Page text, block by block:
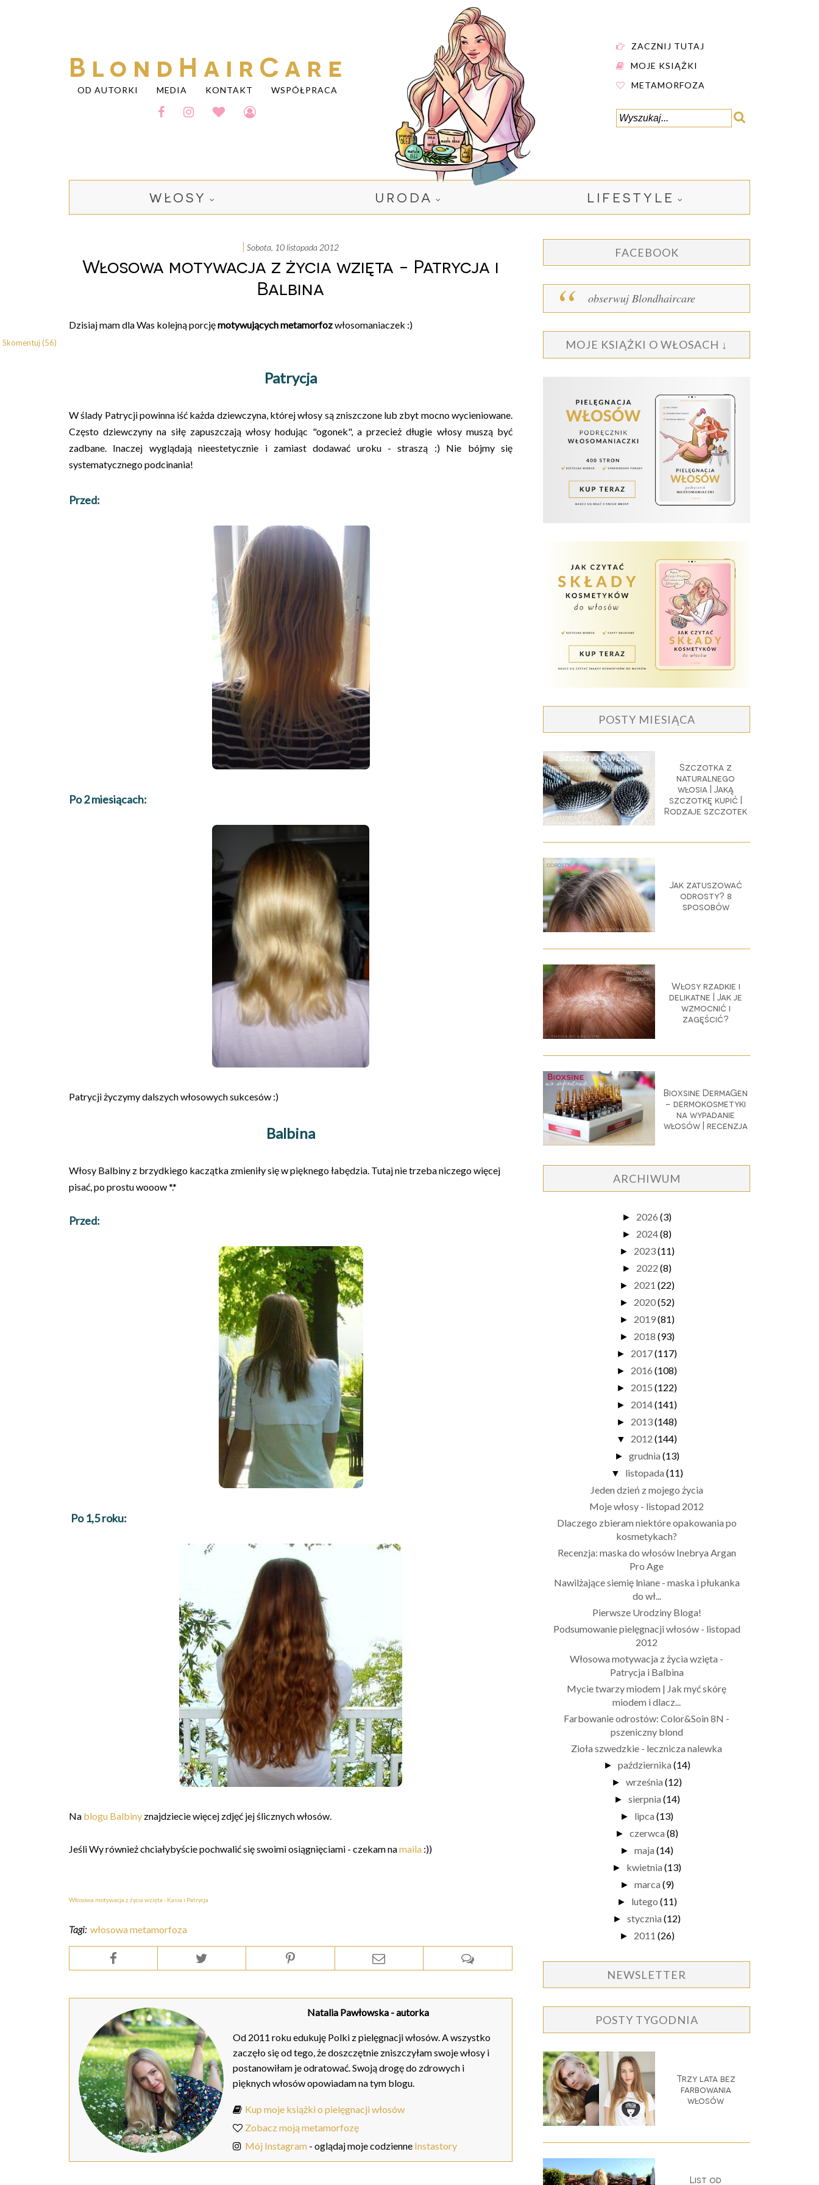
BlondHairCare
OD AUTORKI MEDIA KONTAKT WSPÓŁPRACA
ZACZNIJ TUTAJ
MOJE KSIĄŻKI
METAMORFOZA
WŁOSY URODA LIFESTYLE
sobota, 10 listopada 2012
Włosowa motywacja z życia wzięta - Patrycja i
Balbina
Dzisiaj mam dla Was kolejną porcjęmotywujących metamorfozwłosomaniaczek :)
Patrycja
W ślady Patrycji powinna iść każda dziewczyna, której włosy są zniszczone lub zbyt mocno wycieniowane.
Często dziewczyny na siłę zapuszczają włosy hodując "ogonek", a przecież długie włosy muszą być
zadbane. Inaczej wyglądają nieestetycznie i zamiast dodawać uroku - straszą :) Nie bójmy się
systematycznego podcinania!
Przed:
Po 2 miesiącach:
Patrycji życzymy dalszych włosowych sukcesów :)
Balbina
Włosy Balbiny z brzydkiego kaczątka zmieniły się w pięknego łabędzia. Tutaj nie trzeba niczego więcej
pisać, po prostu wooow *.*
Przed:
Po 1,5 roku:
Na blogu Balbiny znajdziecie więcej zdjęć jej ślicznych włosów.
Jeśli Wy również chciałybyście pochwalić się swoimi osiągnięciami - czekam namaila :))
Włosowa motywacja z życia wzięta - Kasia i Patrycja
Tagi: włosowa metamorfoza
Skomentuj (56)
Natalia Pawłowska- autorka
Od 2011 roku edukuję Polki z pielęgnacji włosów. A wszystko
zaczęło się od tego, że doszczętnie zniszczyłam swoje włosy i
postanowiłam je odratować. Swoją drogę do zdrowych i
pięknych włosów opowiadam na tym blogu.
Kup moje książki o pielęgnacji włosów
Zobacz moją metamorfozę
Mój Instagram - oglądaj moje codzienne Instastory
FACEBOOK
obserwuj Blondhaircare
MOJE KSIĄŻKI O WŁOSACH ↓
POSTY MIESIĄCA
Szczotka z
naturalnego
włosia | Jaką
szczotkę kupić |
Rodzaje szczotek
Jak zatuszować
odrosty? 8
sposobów
Włosy rzadkie i
delikatne | Jak je
wzmocnić i
zagęścić?
Bioxsine DermaGen
- dermokosmetyki
na wypadanie
włosów | recenzja
ARCHIWUM
► 2026 (3)
► 2024(8)
► 2023(11)
► 2022 (8)
► 2021 (22)
► 2020(52)
► 2019(81)
► 2018 (93)
► 2017(117)
► 2016 (108)
► 2015 (122)
► 2014(141)
► 2013(148)
▼ 2012 (144)
► grudnia (13)
▼ listopada (11)
Jeden dzień z mojego życia
Moje włosy - listopad 2012
Dlaczego zbieram niektóre opakowania po
kosmetykach?
Recenzja: maska do włosów Inebrya Argan
Pro Age
Nawilżające siemię lniane - maska i płukanka
do wł...
Pierwsze Urodziny Bloga!
Podsumowanie pielęgnacji włosów - listopad
2012
Włosowa motywacja z życia wzięta -
Patrycja i Balbina
Mycie twarzy miodem | Jak myć skórę
miodem i dlacz...
Farbowanie odrostów: Color&Soin 8N -
pszeniczny blond
Zioła szwedzkie - lecznicza nalewka
► października (14)
► września (12)
► sierpnia (14)
► lipca (13)
► czerwca (8)
► maja (14)
► kwietnia (13)
► marca (9)
► lutego (11)
► stycznia (12)
► 2011 (26)
NEWSLETTER
POSTY TYGODNIA
Trzy lata bez
farbowania
włosów
List od